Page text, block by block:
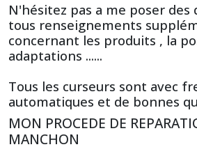
N'hésitez pas a me poser
tous renseignements
concernant les produits , la
adaptations ......
Tous les curseurs sont avec
automatiques et de bonnes
MON PROCEDE DE
MANCHON